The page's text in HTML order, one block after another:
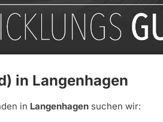
in Langenhagen
in Langenhagen suchen wir: